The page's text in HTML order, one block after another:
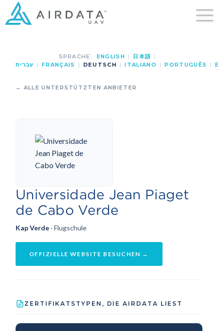
SPRACHE: ENGLISH | 日本語 |
עברית
| FRANÇAIS | DEUTSCH | ITALIANO | PORTUGUÊS |
← ALLE UNTERSTÜTZTEN ANBIETER
Universidade Jean Piaget
de Cabo Verde
Kap Verde · Flugschule
OFFIZIELLE WEBSITE BESUCHEN →
ZERTIFIKATSTYPEN, DIE AIRDATA LIEST